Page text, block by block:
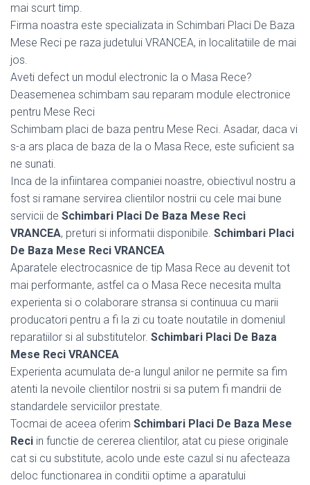
mai scurt timp.
Firma noastra este specializata in Schimbari Placi De Baza
Mese Reci pe raza judetului VRANCEA, in localitatiile de mai
jos.
Aveti defect un modul electronic la o Masa Rece?
Deasemenea schimbam sau reparam module electronice
pentru Mese Reci
Schimbam placi de baza pentru Mese Reci. Asadar, daca vi
s-a ars placa de baza de la o Masa Rece, este suficient sa
ne sunati.
Inca de la infiintarea companiei noastre, obiectivul nostru a
fost si ramane servirea clientilor nostrii cu cele mai bune
servicii de Schimbari Placi De Baza Mese Reci
VRANCEA, preturi si informatii disponibile. Schimbari Placi
De Baza Mese Reci VRANCEA
Aparatele electrocasnice de tip Masa Rece au devenit tot
mai performante, astfel ca o Masa Rece necesita multa
experienta si o colaborare stransa si continuua cu marii
producatori pentru a fi la zi cu toate noutatile in domeniul
reparatiilor si al substitutelor. Schimbari Placi De Baza
Mese Reci VRANCEA
Experienta acumulata de-a lungul anilor ne permite sa fim
atenti la nevoile clientilor nostrii si sa putem fi mandrii de
standardele serviciilor prestate.
Tocmai de aceea oferim Schimbari Placi De Baza Mese
Reci in functie de cererea clientilor, atat cu piese originale
cat si cu substitute, acolo unde este cazul si nu afecteaza
deloc functionarea in conditii optime a aparatului